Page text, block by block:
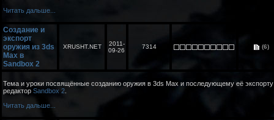
Читать дальше...
Создание и
экспорт
оружия из 3ds
Max в
Sandbox 2
XRUSHT.NET
2011-
09-26
7314 (6)
Тема и уроки посвящённые созданию оружия в 3ds Max и последующему её
редактор Sandbox 2
Читать дальше...